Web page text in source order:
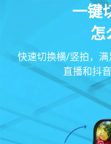
一键
怎
快速切换横/竖拍，
直播和抖